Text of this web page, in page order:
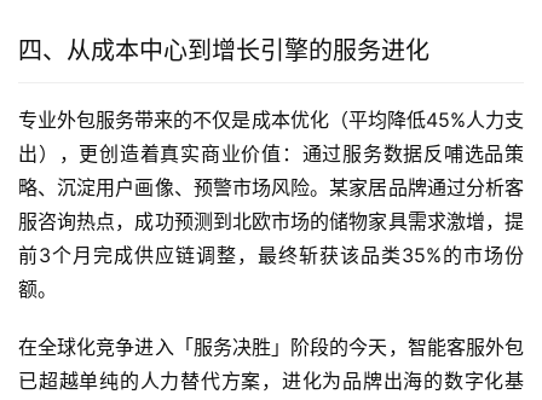
四、从成本中心到增长引擎的服务进化
专业外包服务带来的不仅是成本优化（平均降低45%人力支
出），更创造着真实商业价值：通过服务数据反哺选品策
略、沉淀用户画像、预警市场风险。某家居品牌通过分析客
服咨询热点，成功预测到北欧市场的储物家具需求激增，提
前3个月完成供应链调整，最终斩获该品类35%的市场份
额。
在全球化竞争进入「服务决胜」阶段的今天，智能客服外包
已超越单纯的人力替代方案，进化为品牌出海的数字化基